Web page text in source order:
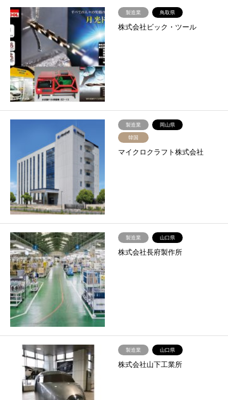
製造業 鳥取県
株式会社ビック・ツール
製造業 岡山県
韓国
マイクロクラフト株式会社
製造業 山口県
株式会社長府製作所
製造業 山口県
株式会社山下工業所